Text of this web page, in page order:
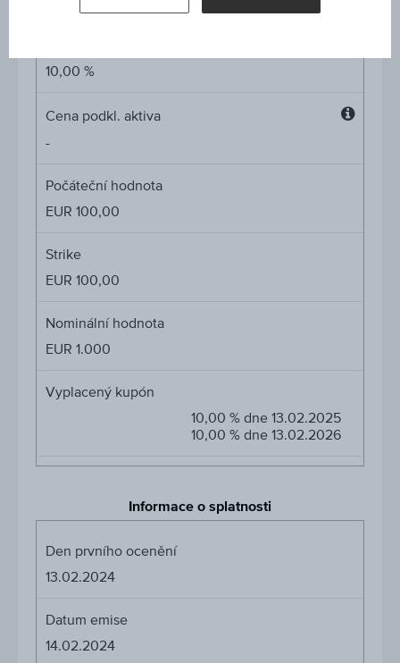
10,00 %
Cena podkl. aktiva
-
Počáteční hodnota
EUR 100,00
Strike
EUR 100,00
Nominální hodnota
EUR 1.000
Vyplacený kupón
10,00 % dne 13.02.2025
10,00 % dne 13.02.2026
Informace o splatnosti
Den prvního ocenění
13.02.2024
Datum emise
14.02.2024